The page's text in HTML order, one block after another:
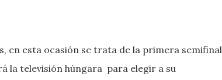
en esta ocasión se trata de la primera semifinal
la televisión húngara para elegir a su